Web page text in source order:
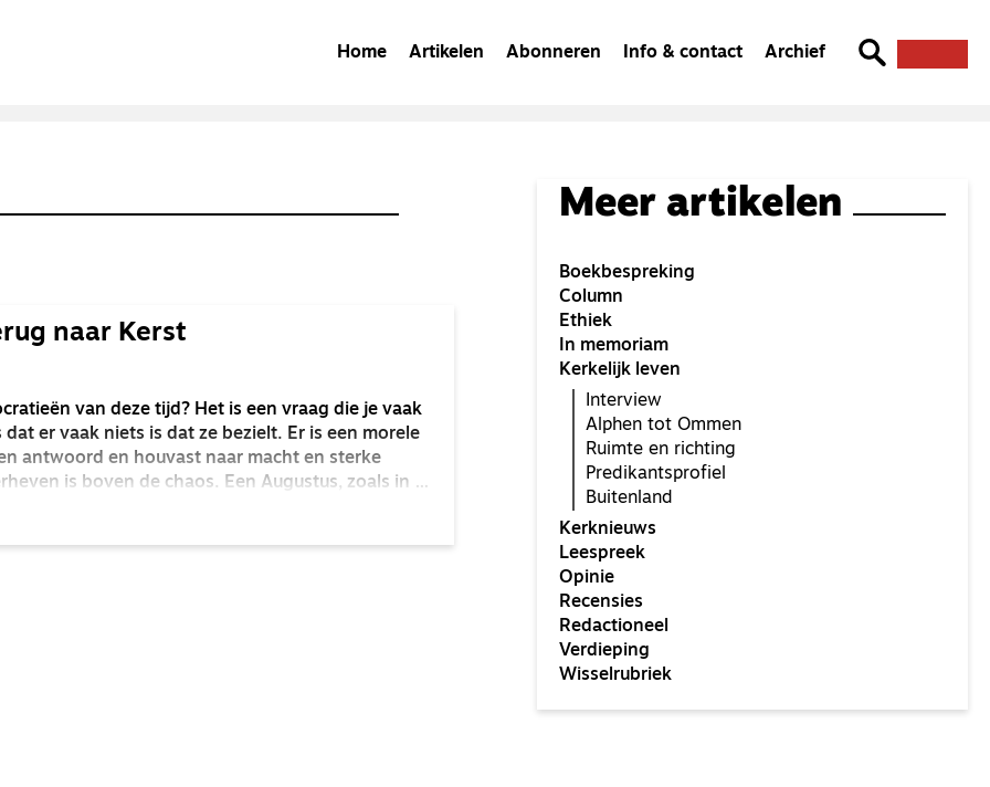
Home Artikelen Abonneren Info & contact Archief
naar Kerst
van deze tijd? Het is een vraag die je vaak
er vaak niets is dat ze bezielt. Er is een morele
antwoord en houvast naar macht en sterke
is boven de chaos. Een Augustus, zoals in de
Meer artikelen
Boekbespreking
Column
Ethiek
In memoriam
Kerkelijk leven
Interview
Alphen tot Ommen
Ruimte en richting
Predikantsprofiel
Buitenland
Kerknieuws
Leespreek
Opinie
Recensies
Redactioneel
Verdieping
Wisselrubriek